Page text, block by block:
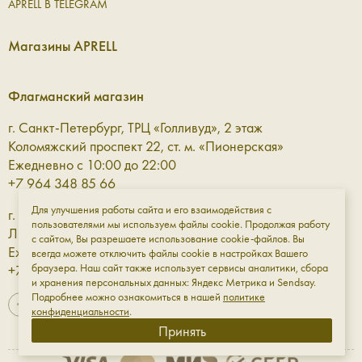
как в базовом гардеробе, так и в более сложных
сочетаниях, где важна каждая линия. Это деталь, которая
работает незаметно, но всегда точно.
Перчатки — комфорт и защита в
прохладное время
Кожаные перчатки — это про тактильное удовольствие и
функциональность. Они защищают от холода, при этом
остаются элегантным элементом образа, который легко
вписывается в городской стиль.
Кошельки — порядок в деталях
APRELL В TELEGRAM
Магазины APRELL
Флагманский магазин
г. Санкт-Петербург, ТРЦ «Голливуд», 2 этаж
Коломяжский проспект 22, ст. м. «Пионерская»
Ежедневно с 10:00 до 22:00
+7 964 348 85 66
г. Санкт-Петербург, ТРЦ «Галерея» 3 этаж
Лиговский проспект, 30а, ст. м. «Площадь Восстания»
Ежедневно с 10:00 до 23:00
+7 961 811-18-98
Для улучшения работы сайта и его взаимодействия с
пользователями мы используем файлы cookie. Продолжая работу
с сайтом, Вы разрешаете использование cookie-файлов. Вы
всегда можете отключить файлы cookie в настройках Вашего
браузера. Наш сайт также использует сервисы аналитики, сбора
и хранения персональных данных: Яндекс Метрика и Sendsay.
Подробнее можно ознакомиться в нашей политике
конфиденциальности.
Принять